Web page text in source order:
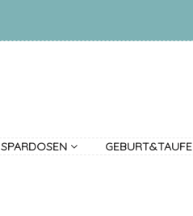
SPARDOSEN GEBURT&TAUFE